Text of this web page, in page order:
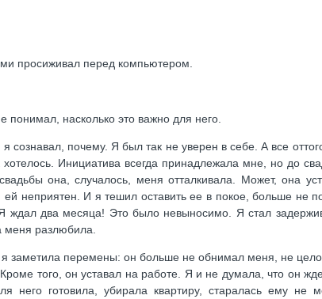
просиживал перед компьютером.
насколько это важно для него.
почему. Я был так не уверен в себе. А все
Инициатива всегда принадлежала мне, но до
она, случалось, меня отталкивала. Может, она
неприятен. И я тешил оставить ее в покое, больше не
два месяца! Это было невыносимо. Я стал
меня разлюбила.
заметила перемены: он больше не обнимал меня, не
того, он уставал на работе. Я и не думала, что он
готовила, убирала квартиру, старалась ему не